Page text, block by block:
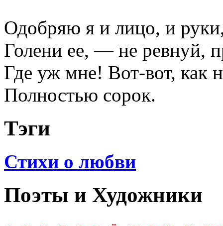
Одобряю я и лицо, и
Голени ее, — не ревнуй,
Где уж мне! Вот-вот, как
Полностью сорок.
Тэги
Стихи о любви
Поэты и Художники